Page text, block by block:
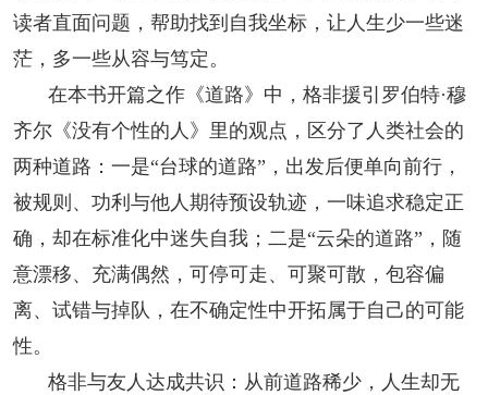
公告公示
公告公示 讣告 征稿启事 新会员发展名单
人事考试
专题专栏
读者直面问题，帮助找到自我坐标，让人生少一些迷
茫，多一些从容与笃定。
在本书开篇之作《道路》中，格非援引罗伯特·穆
齐尔《没有个性的人》里的观点，区分了人类社会的
两种道路：一是“台球的道路”，出发后便单向前行，
被规则、功利与他人期待预设轨迹，一味追求稳定正
确，却在标准化中迷失自我；二是“云朵的道路”，随
意漂移、充满偶然，可停可走、可聚可散，包容偏
离、试错与掉队，在不确定性中开拓属于自己的可能
性。
格非与友人达成共识：从前道路稀少，人生却无